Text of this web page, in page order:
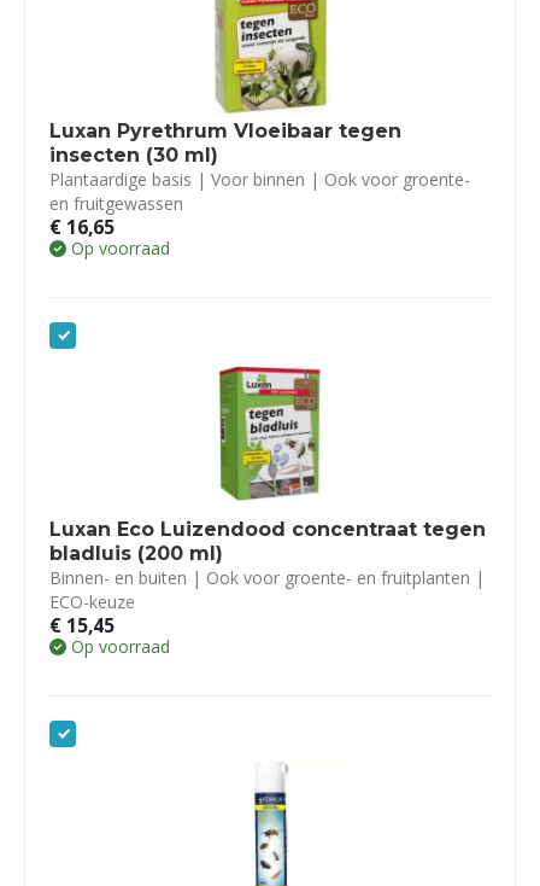
Luxan Pyrethrum Vloeibaar tegen
insecten (30 ml)
Plantaardige basis | Voor binnen | Ook voor groente-
en fruitgewassen
€ 16,65
Op voorraad
Luxan Eco Luizendood concentraat tegen
bladluis (200 ml)
Binnen- en buiten | Ook voor groente- en fruitplanten |
ECO-keuze
€ 15,45
Op voorraad